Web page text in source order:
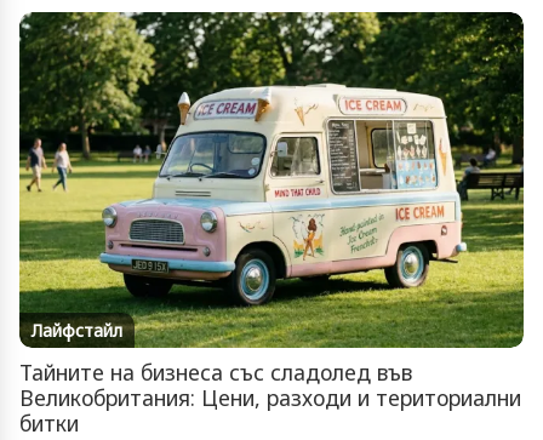
Лайфстайл
Тайните на бизнеса със сладолед във
Великобритания: Цени, разходи и териториални
битки